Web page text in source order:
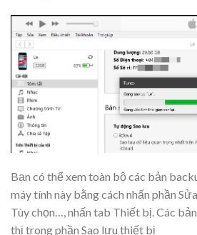
Bạn có thể xem toàn bộ các bản
máy tính này bằng cách nhấn phần
Tùy chọn…, nhấn tab Thiết bị. Các
thị trong phần Sao lưu thiết bị